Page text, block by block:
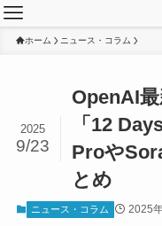
ホーム ニュース・コラム
OpenAI
「12
Proや
とめ
2025
9/23
ニュース・コラム 2025